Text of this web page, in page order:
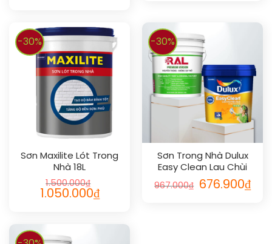
-30%
Sơn Maxilite Lót Trong
Nhà 18L
1.500.000₫
1.050.000₫
-30%
Sơn Trong Nhà Dulux
Easy Clean Lau Chùi
Vượt Bậc 5L
967.000₫ 676.900₫